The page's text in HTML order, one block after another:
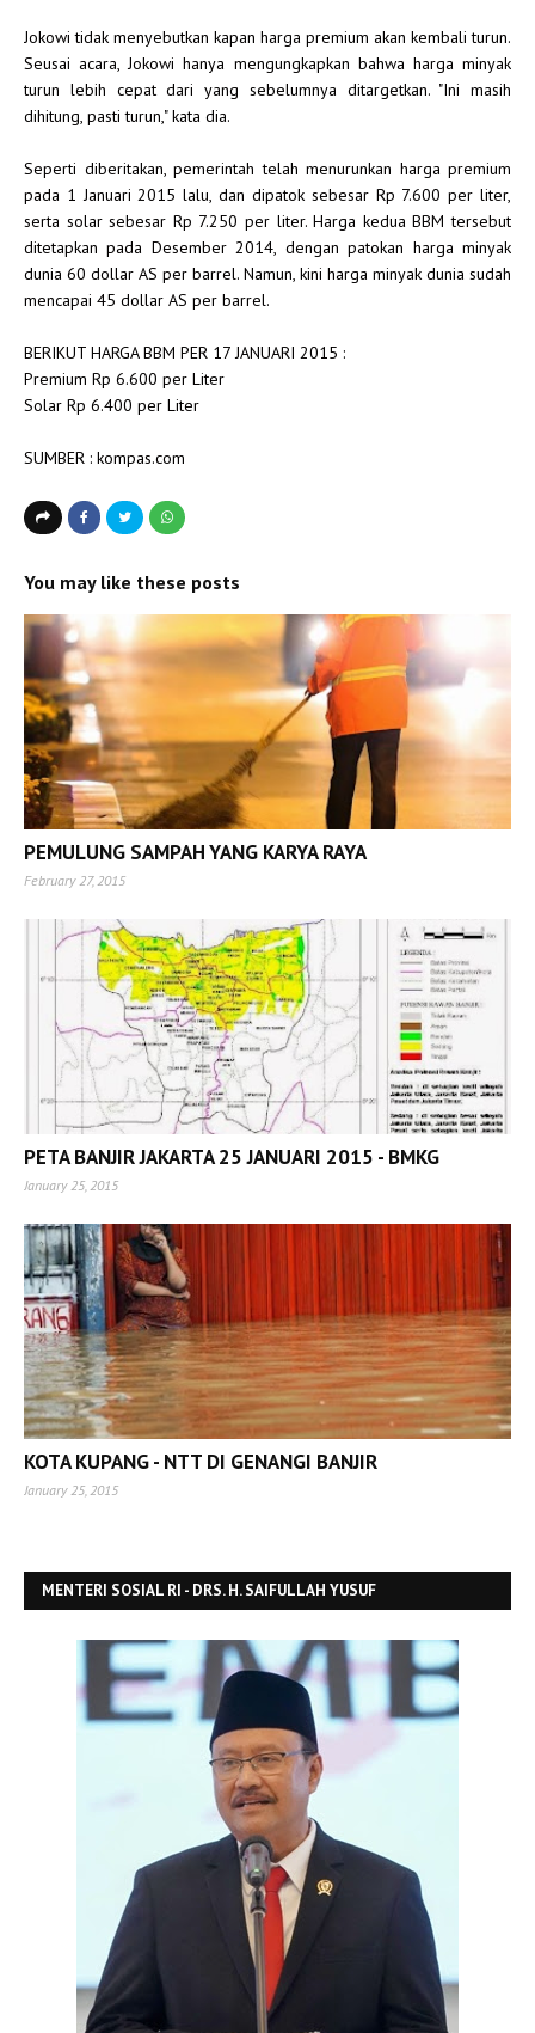
Jokowi tidak menyebutkan kapan harga premium akan kembali turun.
Seusai acara, Jokowi hanya mengungkapkan bahwa harga minyak
turun lebih cepat dari yang sebelumnya ditargetkan. "Ini masih
dihitung, pasti turun," kata dia.
Seperti diberitakan, pemerintah telah menurunkan harga premium
pada 1 Januari 2015 lalu, dan dipatok sebesar Rp 7.600 per liter,
serta solar sebesar Rp 7.250 per liter. Harga kedua BBM tersebut
ditetapkan pada Desember 2014, dengan patokan harga minyak
dunia 60 dollar AS per barrel. Namun, kini harga minyak dunia sudah
mencapai 45 dollar AS per barrel.
BERIKUT HARGA BBM PER 17 JANUARI 2015 :
Premium Rp 6.600 per Liter
Solar Rp 6.400 per Liter
SUMBER : kompas.com
You may like these posts
PEMULUNG SAMPAH YANG KARYA RAYA
February 27, 2015
PETA BANJIR JAKARTA 25 JANUARI 2015 - BMKG
January 25, 2015
KOTA KUPANG - NTT DI GENANGI BANJIR
January 25, 2015
MENTERI SOSIAL RI - DRS. H. SAIFULLAH YUSUF